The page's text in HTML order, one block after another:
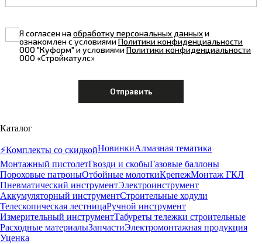
Я согласен наобработку персональных данныхи
ознакомлен с условиямиПолитики конфиденциальности
ООО "Куформ" и условиямиПолитики конфиденциальности
ООО «Стройкатулс»
Каталог
⚡️Комплекты со скидкойНовинкиАлмазная тематика
Монтажный пистолетГвозди и скобыГазовые баллоны
Пороховые патроныОтбойные молоткиКрепежМонтаж ГКЛ
Пневматический инструментЭлектроинструмент
Аккумуляторный инструментСтроительные ходули
Телескопическая лестницаРучной инструмент
Измерительный инструментТабуреты тележки строительные
Расходные материалыЗапчастиЭлектромонтажная продукция
Уценка